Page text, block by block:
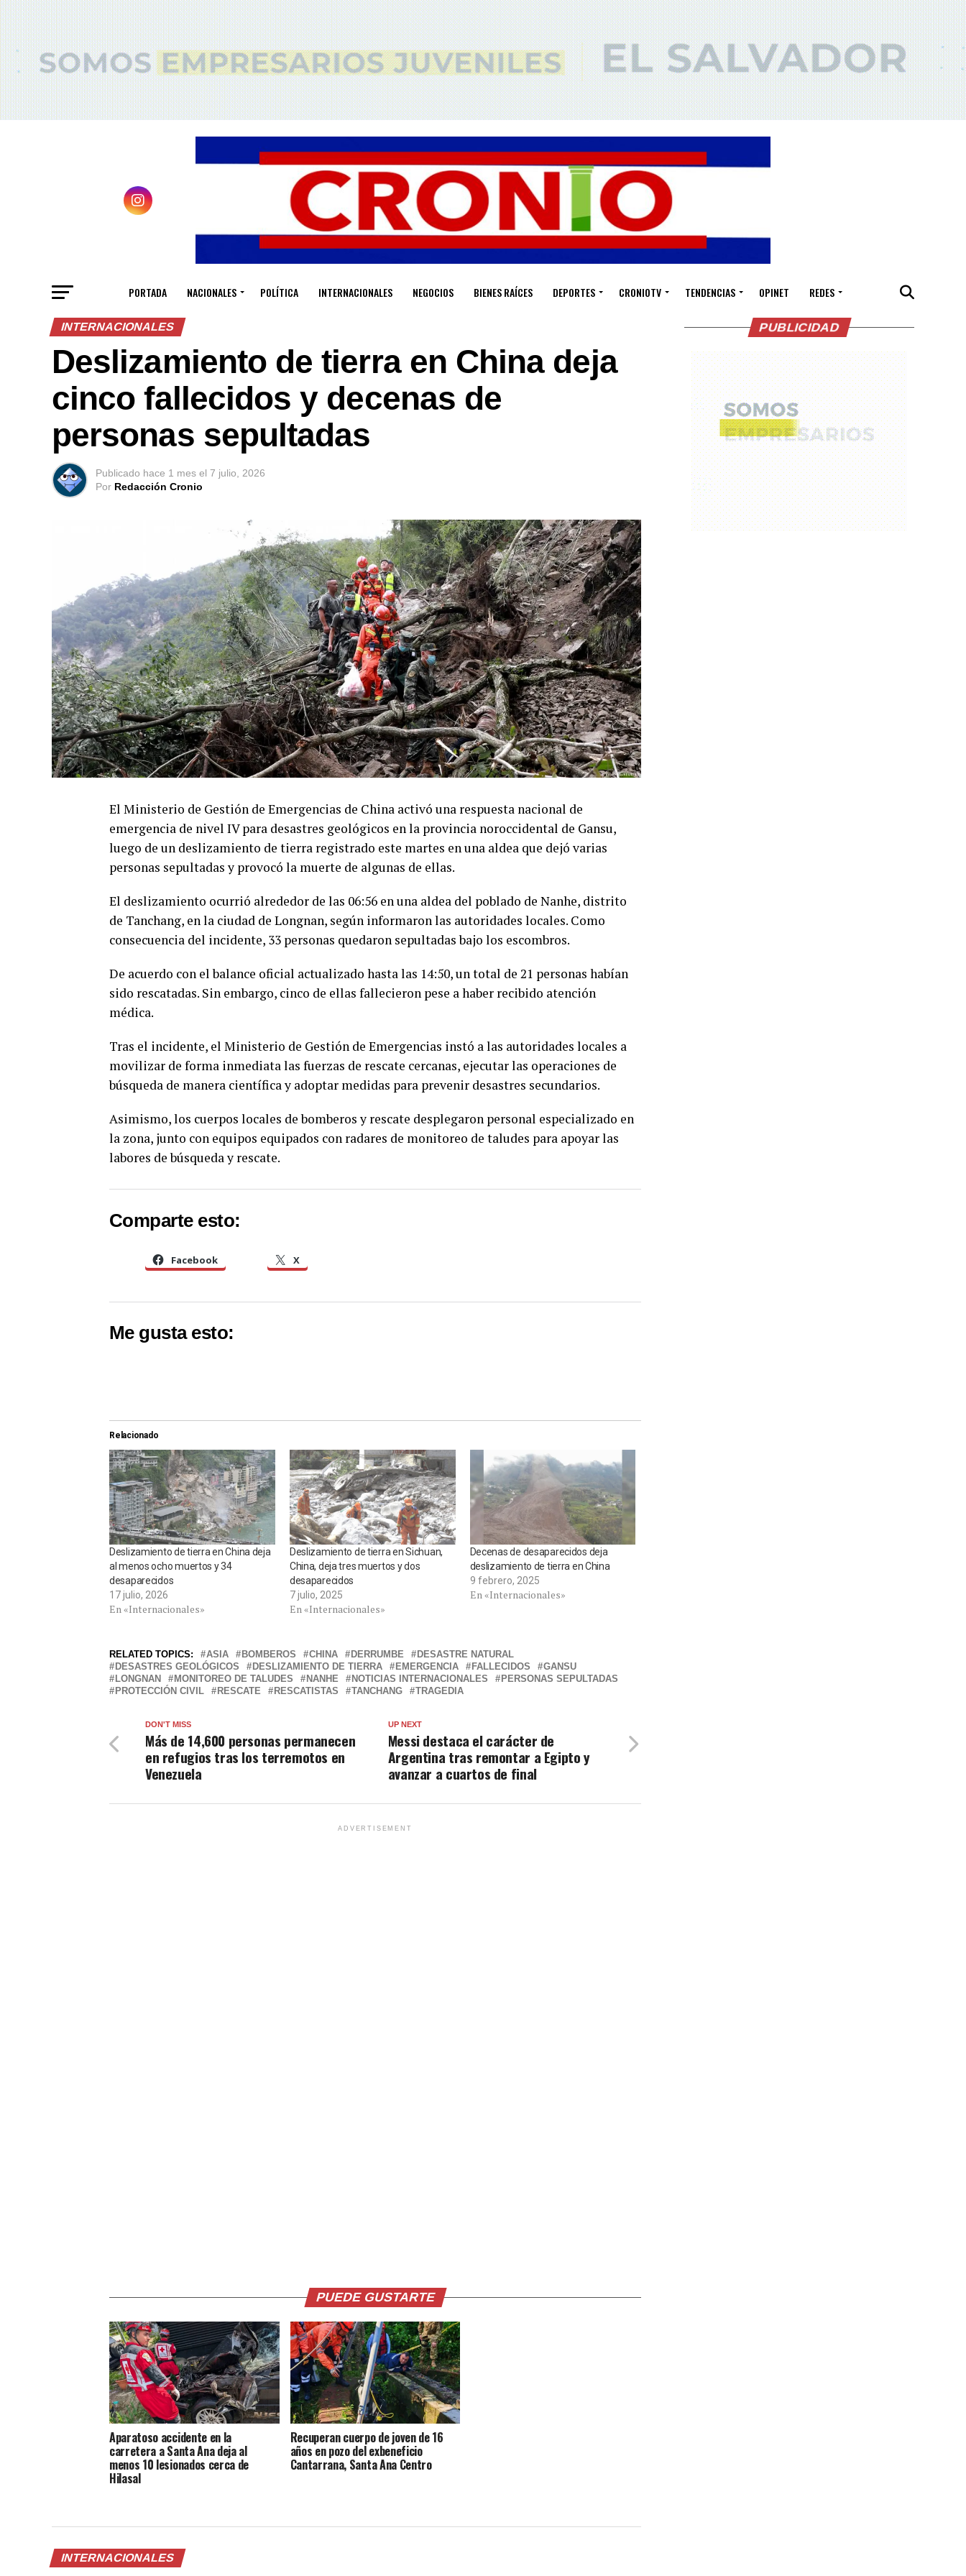
PORTADA NACIONALES POLÍTICA INTERNACIONALES NEGOCIOS BIENES RAÍCES DEPORTES CRONIOTV TENDENCIAS OPINET REDES
INTERNACIONALES
Deslizamiento de tierra en China deja
cinco fallecidos y decenas de
personas sepultadas
Publicado hace 1 mes el 7 julio, 2026
Por Redacción Cronio
El Ministerio de Gestión de Emergencias de China activó una respuesta nacional de
emergencia de nivel IV para desastres geológicos en la provincia noroccidental de Gansu,
luego de un deslizamiento de tierra registrado este martes en una aldea que dejó varias
personas sepultadas y provocó la muerte de algunas de ellas.
El deslizamiento ocurrió alrededor de las 06:56 en una aldea del poblado de Nanhe, distrito
de Tanchang, en la ciudad de Longnan, según informaron las autoridades locales. Como
consecuencia del incidente, 33 personas quedaron sepultadas bajo los escombros.
De acuerdo con el balance oficial actualizado hasta las 14:50, un total de 21 personas habían
sido rescatadas. Sin embargo, cinco de ellas fallecieron pese a haber recibido atención
médica.
Tras el incidente, el Ministerio de Gestión de Emergencias instó a las autoridades locales a
movilizar de forma inmediata las fuerzas de rescate cercanas, ejecutar las operaciones de
búsqueda de manera científica y adoptar medidas para prevenir desastres secundarios.
Asimismo, los cuerpos locales de bomberos y rescate desplegaron personal especializado en
la zona, junto con equipos equipados con radares de monitoreo de taludes para apoyar las
labores de búsqueda y rescate.
Comparte esto:
Facebook X
Me gusta esto:
Relacionado
Deslizamiento de tierra en China deja
al menos ocho muertos y 34
desaparecidos
17 julio, 2026
En «Internacionales»
Deslizamiento de tierra en Sichuan,
China, deja tres muertos y dos
desaparecidos
7 julio, 2025
En «Internacionales»
Decenas de desaparecidos deja
deslizamiento de tierra en China
9 febrero, 2025
En «Internacionales»
RELATED TOPICS: ASIA BOMBEROS CHINA DERRUMBE
DESASTRE NATURAL
DESASTRES GEOLÓGICOS
DESLIZAMIENTO DE TIERRA EMERGENCIA FALLECIDOS
GANSU
LONGNAN
MONITOREO DE TALUDES NANHE NOTICIAS INTERNACIONALES
PERSONAS SEPULTADAS
PROTECCIÓN CIVIL
RESCATE RESCATISTAS TANCHANG TRAGEDIA
UP NEXT
Messi destaca el carácter de
Argentina tras remontar a Egipto y
avanzar a cuartos de final
DON'T MISS
Más de 14,600 personas permanecen
en refugios tras los terremotos en
Venezuela
ADVERTISEMENT
PUEDE GUSTARTE
Aparatoso accidente en la
carretera a Santa Ana deja al
menos 10 lesionados cerca de
Hilasal
Recuperan cuerpo de joven de 16
años en pozo del exbeneficio
Cantarrana, Santa Ana Centro
INTERNACIONALES
PUBLICIDAD